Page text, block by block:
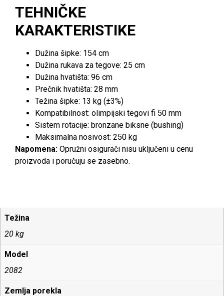
TEHNIČKE
KARAKTERISTIKE
Dužina šipke: 154 cm
Dužina rukava za tegove: 25 cm
Dužina hvatišta: 96 cm
Prečnik hvatišta: 28 mm
Težina šipke: 13 kg (±3%)
Kompatibilnost: olimpijski tegovi fi 50 mm
Sistem rotacije: bronzane biksne (bushing)
Maksimalna nosivost: 250 kg
Napomena: Opružni osigurači nisu uključeni u cenu
proizvoda i poručuju se zasebno.
Težina
20 kg
Model
2082
Zemlja porekla